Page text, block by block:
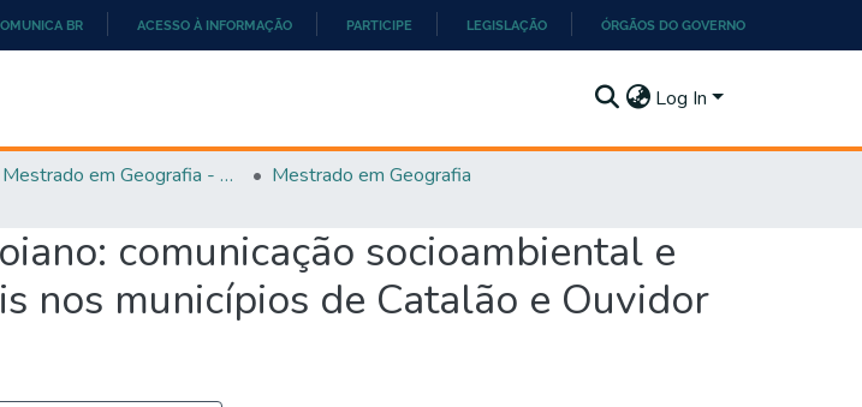
CONTEÚDO
BR ACESSO À INFORMAÇÃO PARTICIPE LEGISLAÇÃO ÓRGÃOS DO GOVERNO
Log In
Mestrado em Geografia - PPGGEO
Mestrado em Geografia
comunicação socioambiental e
nos municípios de Catalão e Ouvidor